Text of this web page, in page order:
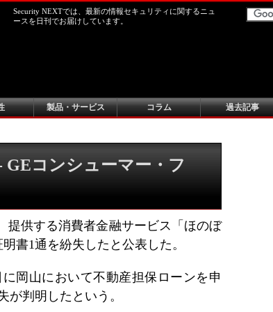
Security NEXTでは、最新の情報セキュリティに関するニュ
ースを日刊でお届けしています。
製品・サービス コラム 過去記事
GEコンシューマー・フ
提供する消費者金融サービス「ほのぼ
書1通を紛失したと公表した。
岡山において不動産担保ローンを申
が判明したという。